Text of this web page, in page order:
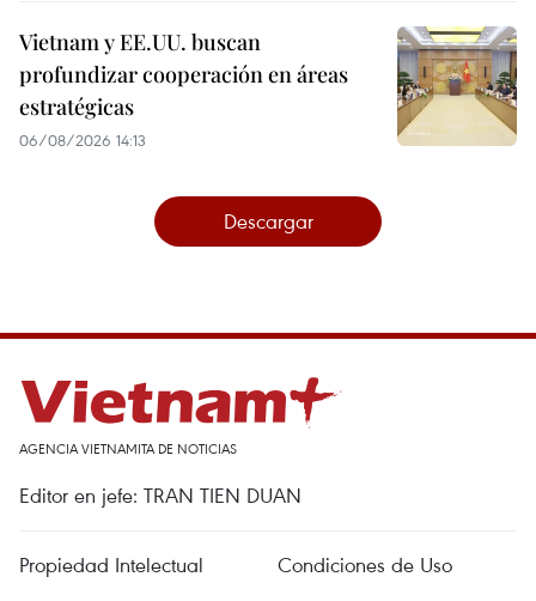
Vietnam y EE.UU. buscan
profundizar cooperación en áreas
estratégicas
06/08/2026 14:13
Descargar
AGENCIA VIETNAMITA DE NOTICIAS
Editor en jefe: TRAN TIEN DUAN
Propiedad Intelectual
Condiciones de Uso